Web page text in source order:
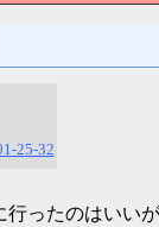
25-32
ったのはいい